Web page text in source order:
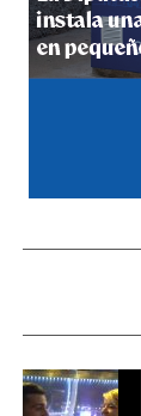
hace 4 días
CUARTA